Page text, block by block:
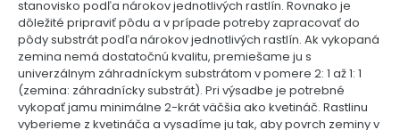
stanovisko podľa nárokov jednotlivých rastlín. Rovnako je
dôležité pripraviť pôdu a v prípade potreby zapracovať do
pôdy substrát podľa nárokov jednotlivých rastlín. Ak vykopaná
zemina nemá dostatočnú kvalitu, premiešame ju s
univerzálnym záhradníckym substrátom v pomere 2: 1 až 1: 1
(zemina: záhradnícky substrát). Pri výsadbe je potrebné
vykopať jamu minimálne 2-krát väčšia ako kvetináč. Rastlinu
vyberieme z kvetináča a vysadíme ju tak, aby povrch zeminy v